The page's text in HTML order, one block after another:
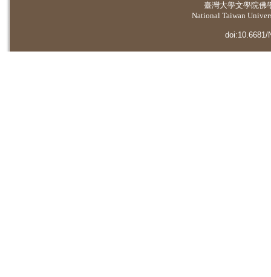
臺灣大學文學院佛
National Taiwan
doi:10.6681/